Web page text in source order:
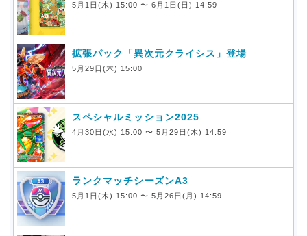
5月1日(木) 15:00 〜 6月1日(日) 14:59
拡張パック「異次元クライシス」登場
5月29日(木) 15:00
スペシャルミッション2025
4月30日(水) 15:00 〜 5月29日(木) 14:59
ランクマッチシーズンA3
5月1日(木) 15:00 〜 5月26日(月) 14:59